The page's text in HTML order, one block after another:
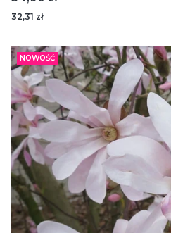
32,31 zł
NOWOŚĆ